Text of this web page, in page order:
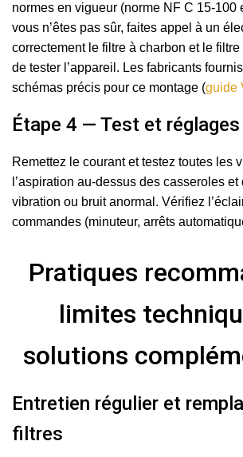
normes en vigueur (norme NF C 15-100
vous n’êtes pas sûr, faites appel à un
correctement le filtre à charbon et le
de tester l’appareil. Les fabricants
schémas précis pour ce montage (guide
Étape 4 — Test et réglages
Remettez le courant et testez toutes les
l’aspiration au-dessus des casseroles
vibration ou bruit anormal. Vérifiez
commandes (minuteur, arrêts
Pratiques
limites
solutions
Entretien régulier et
filtres